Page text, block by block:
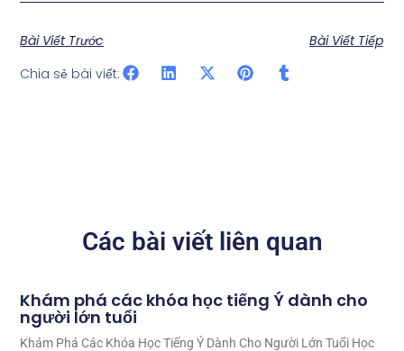
Bài Viết Trước
Bài Viết Tiếp
Chia sẻ bài viết:
Các bài viết liên quan
Khám phá các khóa học tiếng Ý dành cho
người lớn tuổi
Khám Phá Các Khóa Học Tiếng Ý Dành Cho Người Lớn Tuổi Học